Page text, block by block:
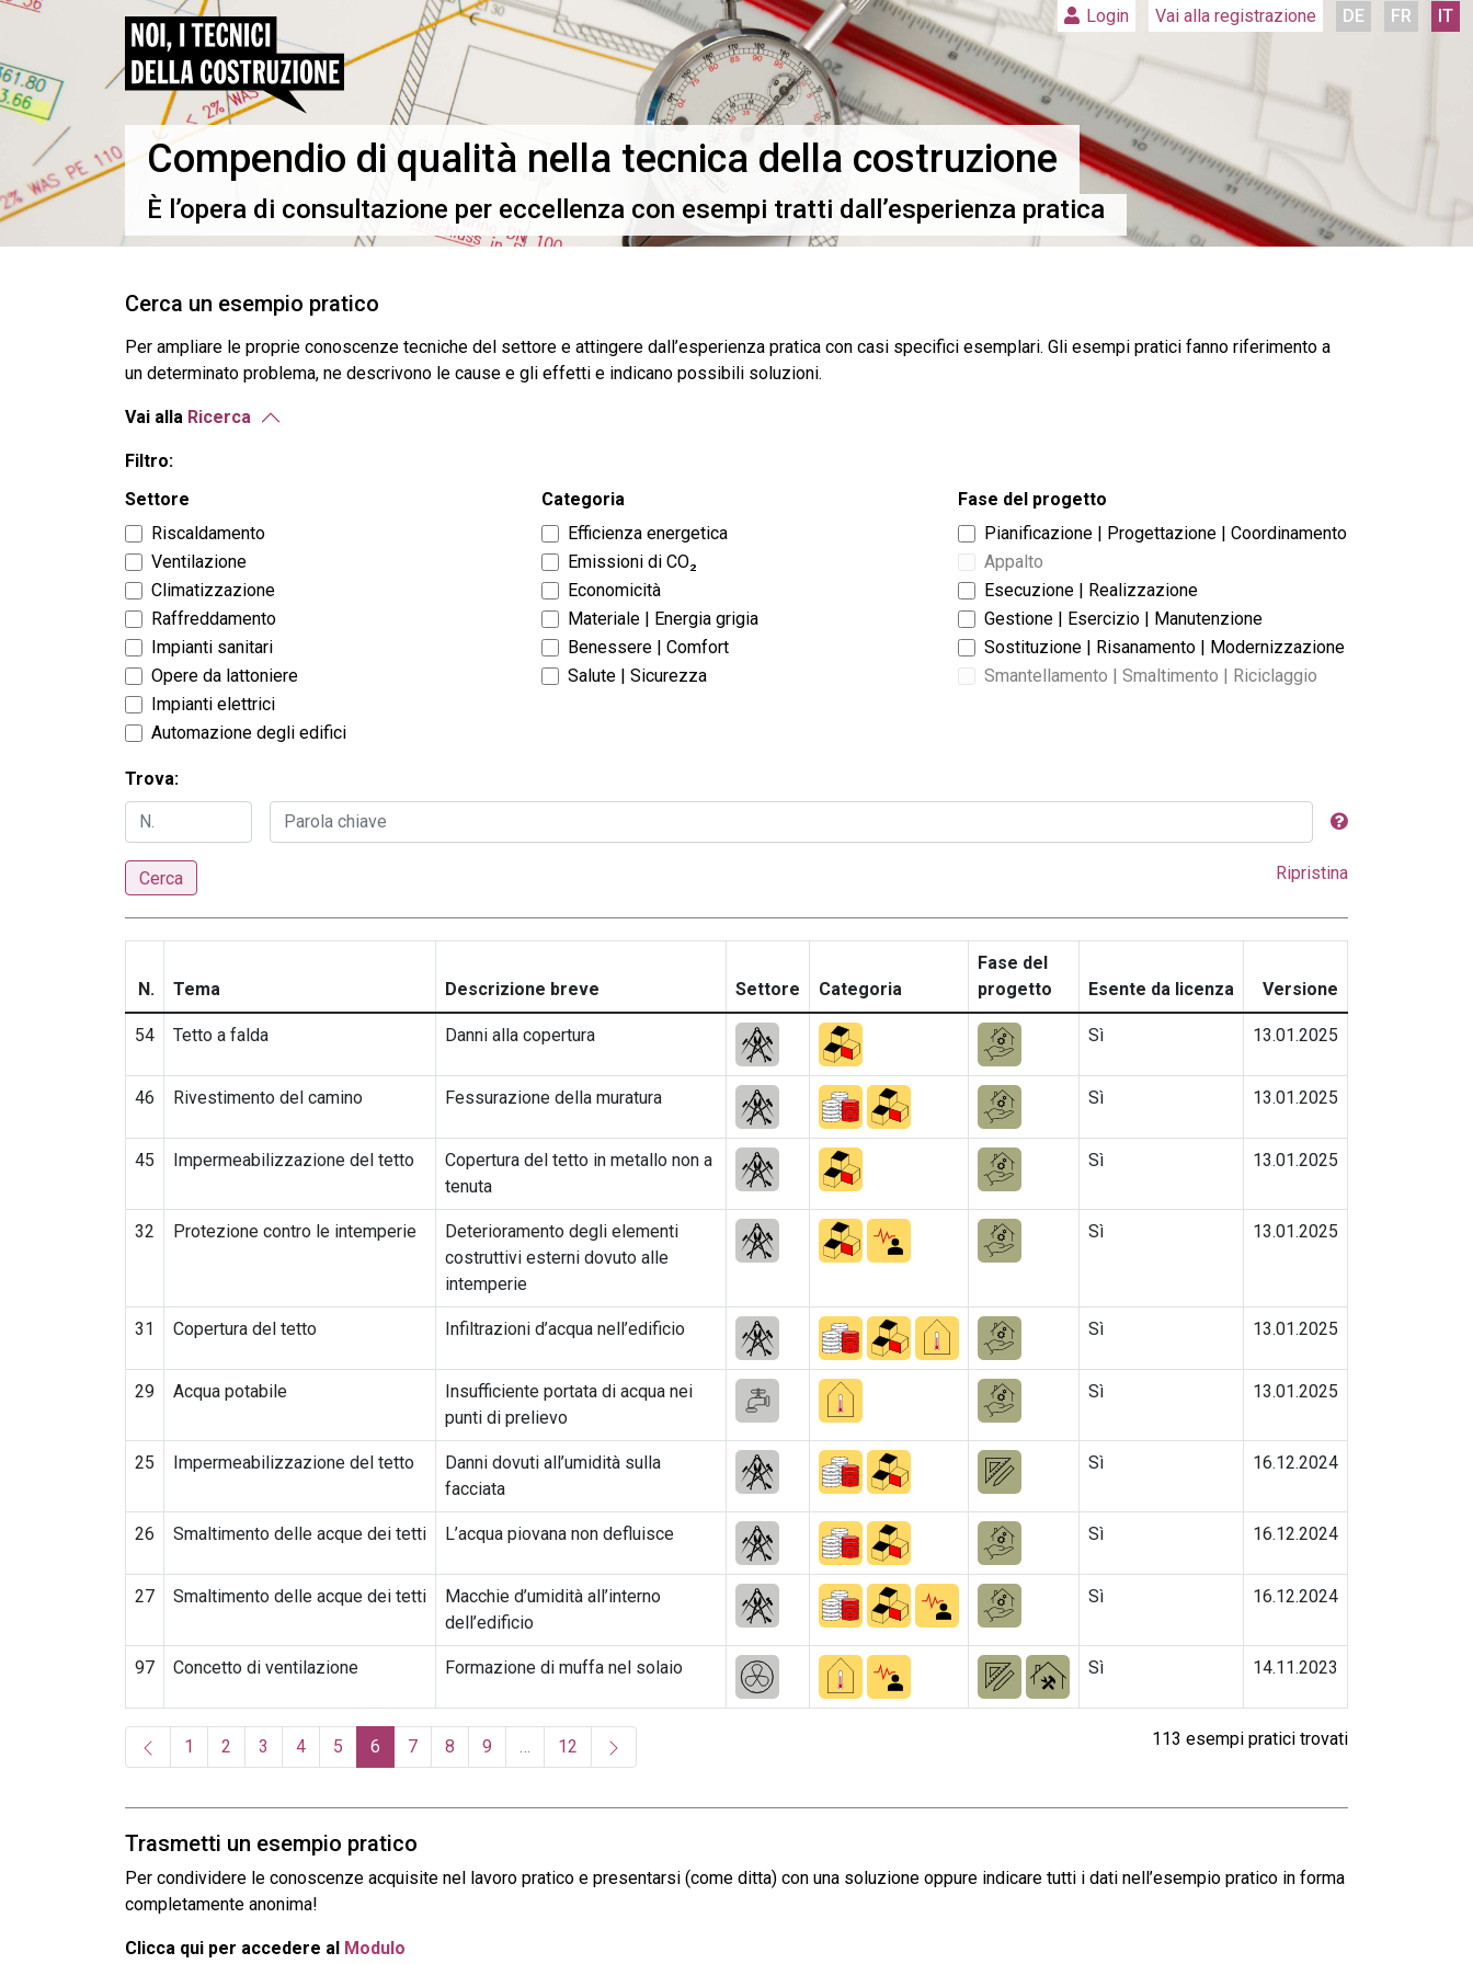
Login Vai alla registrazione DE FR IT
Compendio di qualità nella tecnica della costruzione
È l’opera di consultazione per eccellenza con esempi tratti dall’esperienza pratica
Cerca un esempio pratico
Per ampliare le proprie conoscenze tecniche del settore e attingere dall’esperienza pratica con casi specifici esemplari. Gli esempi pratici fanno riferimento a
un determinato problema, ne descrivono le cause e gli effetti e indicano possibili soluzioni.
Vai alla Ricerca
Filtro:
Settore
Riscaldamento
Ventilazione
Climatizzazione
Raffreddamento
Impianti sanitari
Opere da lattoniere
Impianti elettrici
Automazione degli edifici
Categoria
Efficienza energetica
Emissioni di CO₂
Economicità
Materiale | Energia grigia
Benessere | Comfort
Salute | Sicurezza
Fase del progetto
Pianificazione | Progettazione | Coordinamento
Appalto
Esecuzione | Realizzazione
Gestione | Esercizio | Manutenzione
Sostituzione | Risanamento | Modernizzazione
Smantellamento | Smaltimento | Riciclaggio
Trova:
Cerca Ripristina
N. Tema Descrizione breve Settore Categoria
Fase del
progetto
Esente da licenza Versione
54 Tetto a falda Danni alla copertura Sì 13.01.2025
46 Rivestimento del camino Fessurazione della muratura Sì 13.01.2025
45 Impermeabilizzazione del tetto
Copertura del tetto in metallo non a
tenuta
Sì 13.01.2025
32 Protezione contro le intemperie
Deterioramento degli elementi
costruttivi esterni dovuto alle
intemperie
Sì 13.01.2025
31 Copertura del tetto Infiltrazioni d’acqua nell’edificio Sì 13.01.2025
29 Acqua potabile
Insufficiente portata di acqua nei
punti di prelievo
Sì 13.01.2025
25 Impermeabilizzazione del tetto
Danni dovuti all’umidità sulla
facciata
Sì 16.12.2024
26 Smaltimento delle acque dei tetti L’acqua piovana non defluisce Sì 16.12.2024
27 Smaltimento delle acque dei tetti
Macchie d’umidità all’interno
dell’edificio
Sì 16.12.2024
97 Concetto di ventilazione Formazione di muffa nel solaio Sì 14.11.2023
1 2 3 4 5 6 (current)
7 8 9 … 12 113 esempi pratici trovati
Trasmetti un esempio pratico
Per condividere le conoscenze acquisite nel lavoro pratico e presentarsi (come ditta) con una soluzione oppure indicare tutti i dati nell’esempio pratico in forma
completamente anonima!
Clicca qui per accedere al Modulo